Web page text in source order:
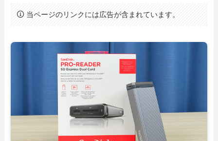
当ページのリンクには広告が含まれています。